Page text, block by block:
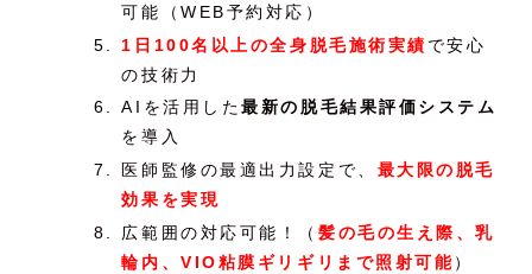
可能（WEB予約対応）
1日100名以上の全身脱毛施術実績 で安心
の技術力
AIを活用した最新の脱毛結果評価システム
を導入
医師監修の最適出力設定で、 最大限の脱毛
効果を実現
広範囲の対応可能！（ 髪の毛の生え際、乳
輪内、VIO粘膜ギリギリまで照射可能）